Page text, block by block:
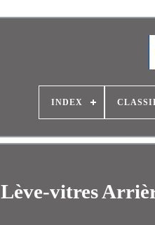
INDEX
Lève-vitres